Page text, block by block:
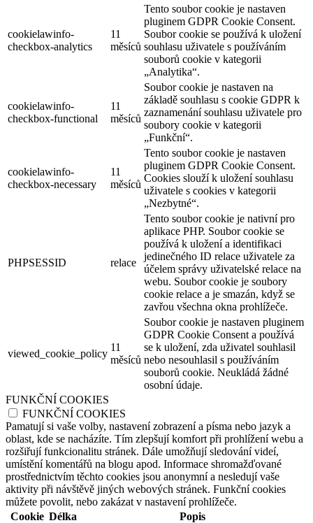
cookielawinfo-
checkbox-analytics
11
měsíců
Tento soubor cookie je nastaven
pluginem GDPR Cookie Consent.
Soubor cookie se používá k uložení
souhlasu uživatele s používáním
souborů cookie v kategorii
„Analytika“.
cookielawinfo-
checkbox-functional
11
měsíců
Soubor cookie je nastaven na
základě souhlasu s cookie GDPR k
zaznamenání souhlasu uživatele pro
soubory cookie v kategorii
„Funkční“.
cookielawinfo-
checkbox-necessary
11
měsíců
Tento soubor cookie je nastaven
pluginem GDPR Cookie Consent.
Cookies slouží k uložení souhlasu
uživatele s cookies v kategorii
„Nezbytné“.
PHPSESSID relace
Tento soubor cookie je nativní pro
aplikace PHP. Soubor cookie se
používá k uložení a identifikaci
jedinečného ID relace uživatele za
účelem správy uživatelské relace na
webu. Soubor cookie je soubory
cookie relace a je smazán, když se
zavřou všechna okna prohlížeče.
viewed_cookie_policy
11
měsíců
Soubor cookie je nastaven pluginem
GDPR Cookie Consent a používá
se k uložení, zda uživatel souhlasil
nebo nesouhlasil s používáním
souborů cookie. Neukládá žádné
osobní údaje.
FUNKČNÍ COOKIES
FUNKČNÍ COOKIES
Pamatují si vaše volby, nastavení zobrazení a písma nebo jazyk a
oblast, kde se nacházíte. Tím zlepšují komfort při prohlížení webu a
rozšiřují funkcionalitu stránek. Dále umožňují sledování videí,
umístění komentářů na blogu apod. Informace shromažďované
prostřednictvím těchto cookies jsou anonymní a nesledují vaše
aktivity při návštěvě jiných webových stránek. Funkční cookies
můžete povolit, nebo zakázat v nastavení prohlížeče.
Cookie Délka
Popis